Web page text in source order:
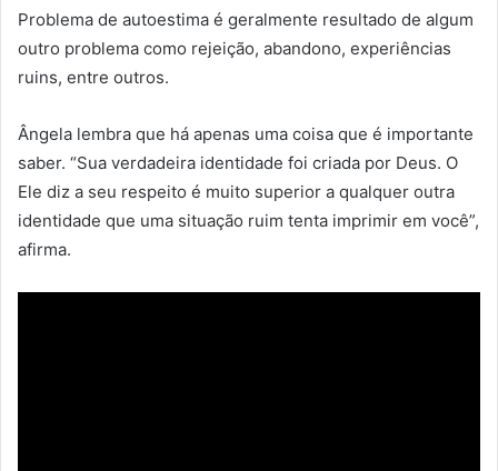
Problema de autoestima é geralmente resultado de algum
outro problema como rejeição, abandono, experiências
ruins, entre outros.
Ângela lembra que há apenas uma coisa que é importante
saber. “Sua verdadeira identidade foi criada por Deus. O
Ele diz a seu respeito é muito superior a qualquer outra
identidade que uma situação ruim tenta imprimir em você”,
afirma.